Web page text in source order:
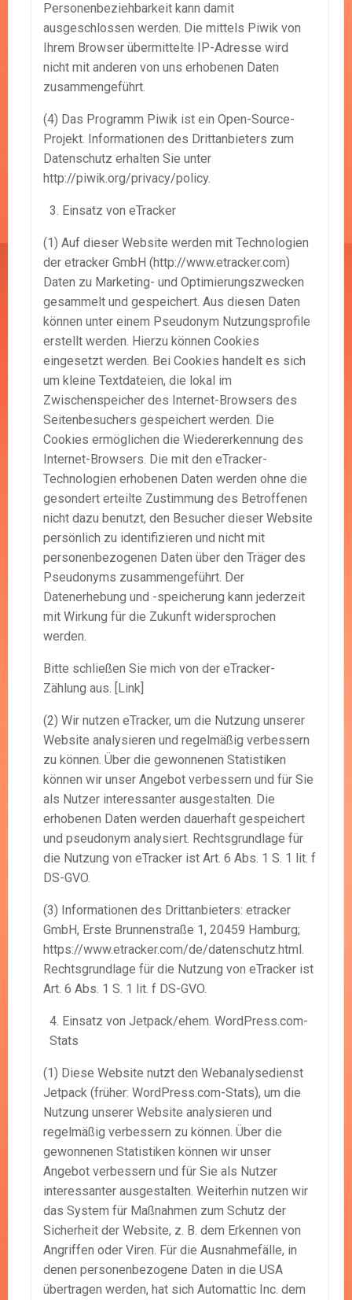
Personenbeziehbarkeit kann damit
ausgeschlossen werden. Die mittels Piwik von
Ihrem Browser übermittelte IP-Adresse wird
nicht mit anderen von uns erhobenen Daten
zusammengeführt.
(4) Das Programm Piwik ist ein Open-Source-
Projekt. Informationen des Drittanbieters zum
Datenschutz erhalten Sie unter
http://piwik.org/privacy/policy.
Einsatz von eTracker
(1) Auf dieser Website werden mit Technologien
der etracker GmbH (http://www.etracker.com)
Daten zu Marketing- und Optimierungszwecken
gesammelt und gespeichert. Aus diesen Daten
können unter einem Pseudonym Nutzungsprofile
erstellt werden. Hierzu können Cookies
eingesetzt werden. Bei Cookies handelt es sich
um kleine Textdateien, die lokal im
Zwischenspeicher des Internet-Browsers des
Seitenbesuchers gespeichert werden. Die
Cookies ermöglichen die Wiedererkennung des
Internet-Browsers. Die mit den eTracker-
Technologien erhobenen Daten werden ohne die
gesondert erteilte Zustimmung des Betroffenen
nicht dazu benutzt, den Besucher dieser Website
persönlich zu identifizieren und nicht mit
personenbezogenen Daten über den Träger des
Pseudonyms zusammengeführt. Der
Datenerhebung und -speicherung kann jederzeit
mit Wirkung für die Zukunft widersprochen
werden.
Bitte schließen Sie mich von der eTracker-
Zählung aus. [Link]
(2) Wir nutzen eTracker, um die Nutzung unserer
Website analysieren und regelmäßig verbessern
zu können. Über die gewonnenen Statistiken
können wir unser Angebot verbessern und für Sie
als Nutzer interessanter ausgestalten. Die
erhobenen Daten werden dauerhaft gespeichert
und pseudonym analysiert. Rechtsgrundlage für
die Nutzung von eTracker ist Art. 6 Abs. 1 S. 1 lit. f
DS-GVO.
(3) Informationen des Drittanbieters: etracker
GmbH, Erste Brunnenstraße 1, 20459 Hamburg;
https://www.etracker.com/de/datenschutz.html.
Rechtsgrundlage für die Nutzung von eTracker ist
Art. 6 Abs. 1 S. 1 lit. f DS-GVO.
Einsatz von Jetpack/ehem. WordPress.com-
Stats
(1) Diese Website nutzt den Webanalysedienst
Jetpack (früher: WordPress.com-Stats), um die
Nutzung unserer Website analysieren und
regelmäßig verbessern zu können. Über die
gewonnenen Statistiken können wir unser
Angebot verbessern und für Sie als Nutzer
interessanter ausgestalten. Weiterhin nutzen wir
das System für Maßnahmen zum Schutz der
Sicherheit der Website, z. B. dem Erkennen von
Angriffen oder Viren. Für die Ausnahmefälle, in
denen personenbezogene Daten in die USA
übertragen werden, hat sich Automattic Inc. dem